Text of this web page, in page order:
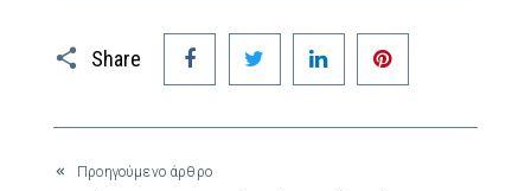
Share
Facebook Twitter LinkedIn
Προηγούμενο άρθρο